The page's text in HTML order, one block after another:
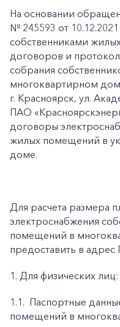
На основании
№ 245593 от
собственниками
договоров и
собрания
многоквартирном
г. Красноярск, ул.
ПАО
договоры
жилых помещений в
доме.
Для расчета размера
электроснабжения
помещений в
предоставить в
1. Для физических лиц:
1.1. Паспортные
помещений в